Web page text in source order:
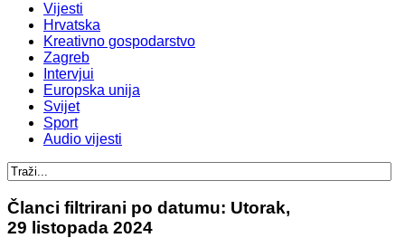
Vijesti
Hrvatska
Kreativno gospodarstvo
Zagreb
Intervjui
Europska unija
Svijet
Sport
Audio vijesti
Članci filtrirani po datumu: Utorak,
29 listopada 2024